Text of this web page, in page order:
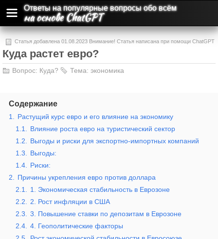
Ответы на популярные вопросы обо всём
на основе ChatGPT
Статья добавлена 01.08.2023 Внимание! Статья написана при помощи ChatGPT
и может содержать ошибки и неточности.
Куда растет евро?
Вопрос: Куда? Тема: экономика
Содержание
1.
Растущий курс евро и его влияние на экономику
1.1.
Влияние роста евро на туристический сектор
1.2.
Выгоды и риски для экспортно-импортных компаний
1.3.
Выгоды:
1.4.
Риски:
2.
Причины укрепления евро против доллара
2.1.
1. Экономическая стабильность в Еврозоне
2.2.
2. Рост инфляции в США
2.3.
3. Повышение ставки по депозитам в Еврозоне
2.4.
4. Геополитические факторы